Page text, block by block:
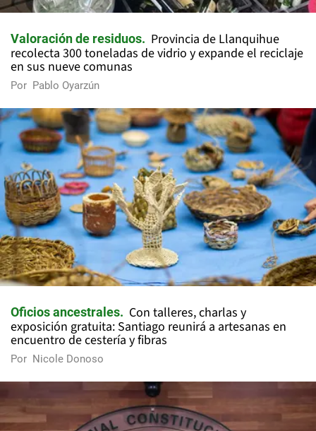
Valoración de residuos
Provincia de Llanquihue
recolecta 300 toneladas de vidrio y expande el reciclaje
en sus nueve comunas
Por Pablo Oyarzún
Oficios ancestrales
Con talleres, charlas y
exposición gratuita: Santiago reunirá a artesanas en
encuentro de cestería y fibras
Por Nicole Donoso